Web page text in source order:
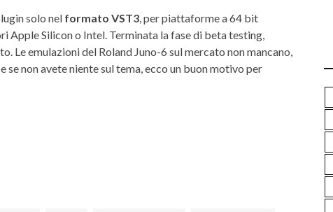
solo nel formato VST3, per piattaforme a 64 bit
Apple Silicon o Intel. Terminata la fase di beta testing,
Le emulazioni del Roland Juno-6 sul mercato non mancano,
e se non avete niente sul tema, ecco un buon motivo per